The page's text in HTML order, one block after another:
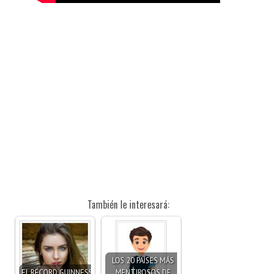
También le interesará:
EL RÉCORD GUINNESS
LOS 20 PAÍSES MÁS
MENTIROSOS DE